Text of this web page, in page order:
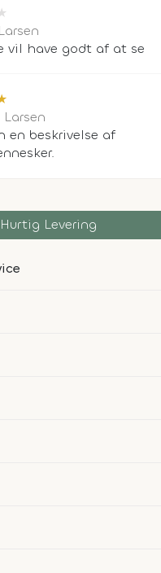
vil have godt af at se
en beskrivelse af
Levering